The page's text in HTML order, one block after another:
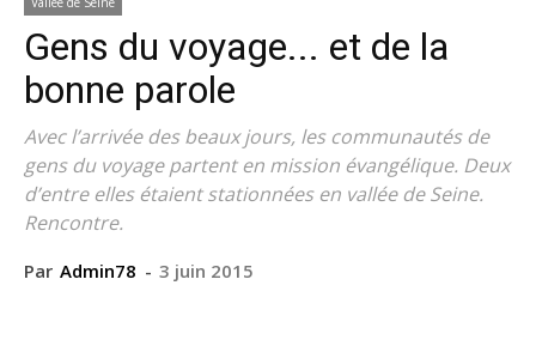
Gens du voyage... et de la
bonne parole
Avec l’arrivée des beaux jours, les communautés de
gens du voyage partent en mission évangélique. Deux
d’entre elles étaient stationnées en vallée de Seine.
Rencontre.
Par Admin78 - 3 juin 2015